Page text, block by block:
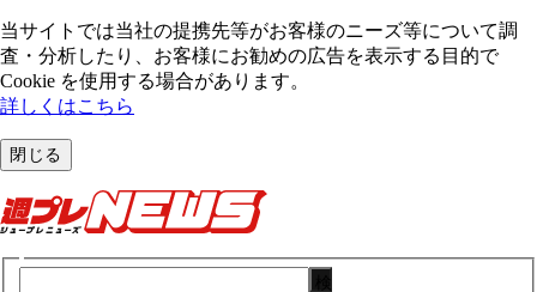
当サイトでは当社の提携先等がお客様のニーズ等について調
査・分析したり、お客様にお勧めの広告を表⽰する⽬的で
Cookie を使⽤する場合があります。
詳しくはこちら
閉じる